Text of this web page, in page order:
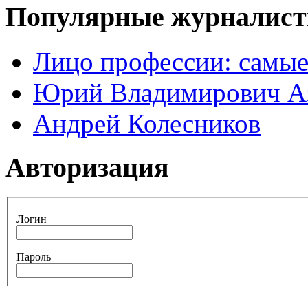
Популярные
Лицо профессии:
Юрий Владимирович
Андрей Колесников
Авторизация
Логин
Пароль